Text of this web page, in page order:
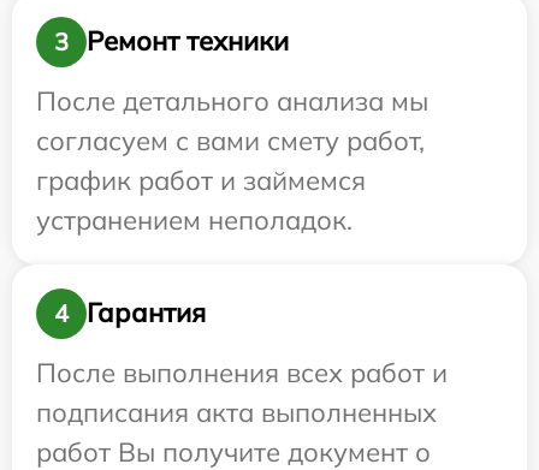
3
Ремонт техники
После детального анализа мы
согласуем с вами смету работ,
график работ и займемся
устранением неполадок.
4
Гарантия
После выполнения всех работ и
подписания акта выполненных
работ Вы получите документ о